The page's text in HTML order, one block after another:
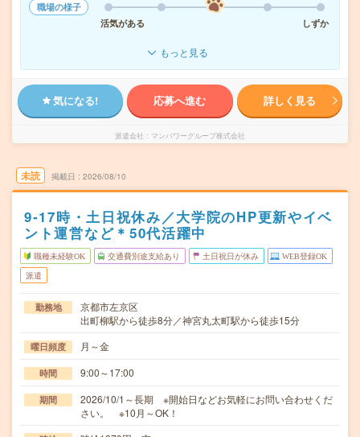
職場の様子
活気がある
しずか
もっと見る
気になる! 応募へ進む 詳しく見る
派遣会社 マンパワーグループ株式会社
未読 掲載日 2026/08/10
9‐17時・土日祝休み／大学院のHP更新やイベ
ント運営など＊50代活躍中
職種未経験OK 交通費別途支給あり 土日祝日が休み WEB登録OK
派遣
勤務地
京都市左京区
出町柳駅から徒歩8分／神宮丸太町駅から徒歩15分
曜日頻度 月～金
時間 9:00～17:00
期間
2026/10/1～長期 ※開始日などお気軽にお問い合わせくだ
さい。 ※10月～OK！